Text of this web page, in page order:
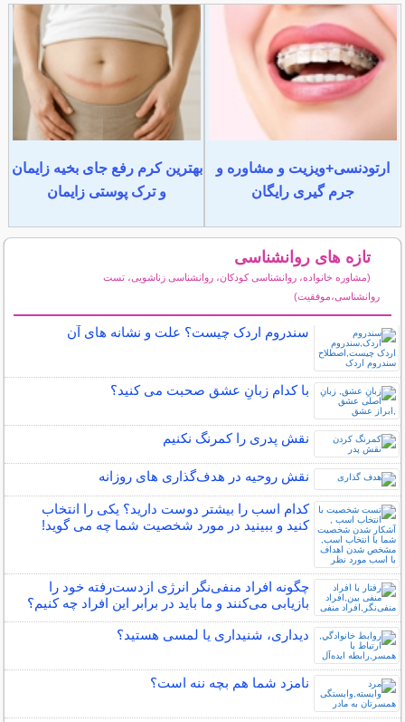
ارتودنسی+ویزیت و مشاوره و
جرم گیری رایگان
بهترین کرم رفع جای بخیه زایمان
و ترک پوستی زایمان
تازه های روانشناسی
(مشاوره خانواده، روانشناسی کودکان، روانشناسی زناشویی، تست
روانشناسی،موفقیت)
سندروم اردک چیست؟ علت و نشانه های آن
با کدام زبانِ عشق صحبت می کنید؟
نقش پدری را کمرنگ نکنیم
نقش روحیه در هدف‌گذاری‌ های روزانه
کدام اسب را بیشتر دوست دارید؟ یکی را انتخاب
کنید و ببینید در مورد شخصیت شما چه می گوید!
چگونه افراد منفی‌نگر انرژی ازدست‌رفته خود را
بازیابی می‌کنند و ما باید در برابر این افراد چه کنیم؟
دیداری، شنیداری یا لمسی هستید؟
نامزد شما هم بچه ننه است؟